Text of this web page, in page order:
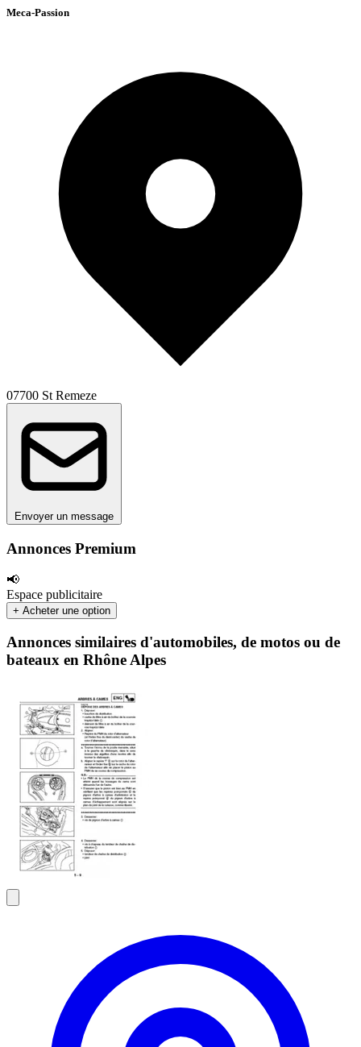
Annonces Premium
📢
Espace publicitaire
+ Acheter une option
Meca-Passion
07700 St Remeze
Envoyer un message
Annonces similaires d'automobiles, de motos ou de
bateaux en Rhône Alpes